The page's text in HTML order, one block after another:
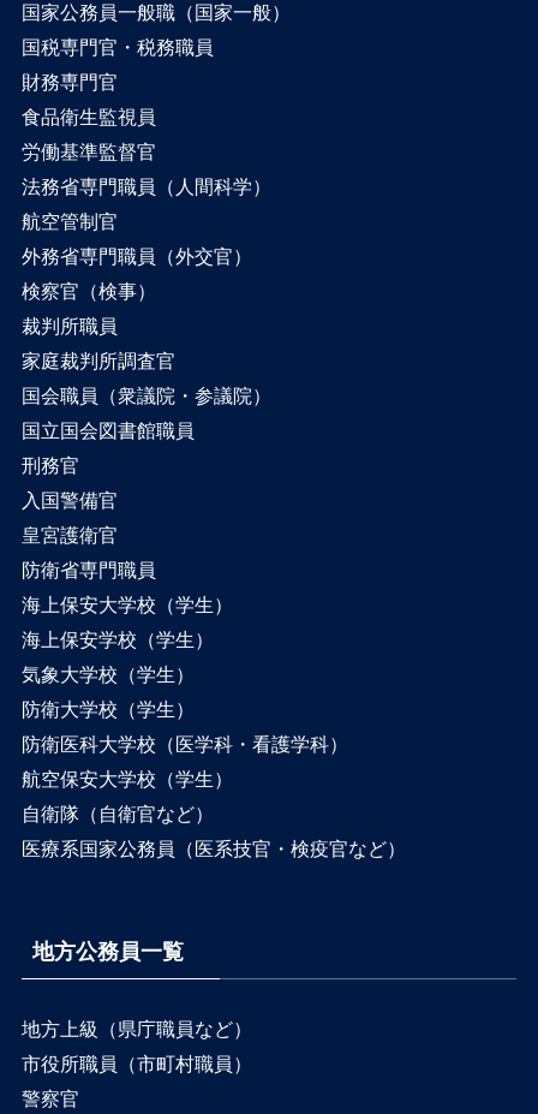
国家公務員一般職（国家一般）
国税専門官・税務職員
財務専門官
食品衛生監視員
労働基準監督官
法務省専門職員（人間科学）
航空管制官
外務省専門職員（外交官）
検察官（検事）
裁判所職員
家庭裁判所調査官
国会職員（衆議院・参議院）
国立国会図書館職員
刑務官
入国警備官
皇宮護衛官
防衛省専門職員
海上保安大学校（学生）
海上保安学校（学生）
気象大学校（学生）
防衛大学校（学生）
防衛医科大学校（医学科・看護学科）
航空保安大学校（学生）
自衛隊（自衛官など）
医療系国家公務員（医系技官・検疫官など）
地方公務員一覧
地方上級（県庁職員など）
市役所職員（市町村職員）
警察官